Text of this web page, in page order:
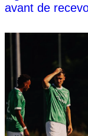
avant de